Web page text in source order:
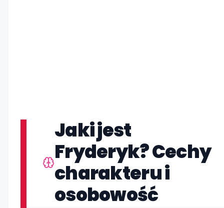
Jaki jest
Fryderyk? Cechy
charakteru i
osobowość